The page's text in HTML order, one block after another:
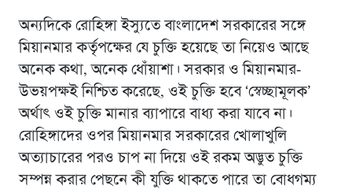
অন্যদিকে রোহিঙ্গা ইস্যুতে বাংলাদেশ সরকারের সঙ্গে
মিয়ানমার কর্তৃপক্ষের যে চুক্তি হয়েছে তা নিয়েও আছে
অনেক কথা, অনেক ধোঁয়াশা। সরকার ও মিয়ানমার-
উভয়পক্ষই নিশ্চিত করেছে, ওই চুক্তি হবে ‘স্বেচ্ছামূলক’
অর্থাৎ ওই চুক্তি মানার ব্যাপারে বাধ্য করা যাবে না।
রোহিঙ্গাদের ওপর মিয়ানমার সরকারের খোলাখুলি
অত্যাচারের পরও চাপ না দিয়ে ওই রকম অদ্ভুত চুক্তি
সম্পন্ন করার পেছনে কী যুক্তি থাকতে পারে তা বোধগম্য